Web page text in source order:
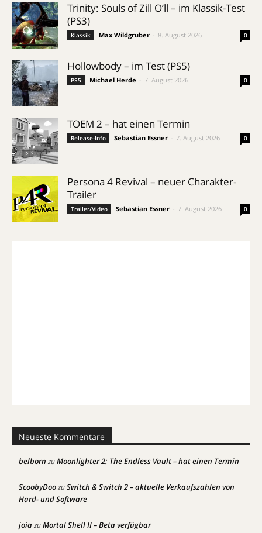
Trinity: Souls of Zill O’ll – im Klassik-Test
(PS3)
Klassik Max Wildgruber 8. August 2026 0
Hollowbody – im Test (PS5)
PS5 Michael Herde 7. August 2026 0
TOEM 2 – hat einen Termin
Release-Info Sebastian Essner 7. August 2026 0
Persona 4 Revival – neuer Charakter-
Trailer
Trailer/Video Sebastian Essner 7. August 2026 0
Neueste Kommentare
belborn zuMoonlighter 2: The Endless Vault – hat einen Termin
ScoobyDoozuSwitch & Switch 2 – aktuelle Verkaufszahlen von
Hard- und Software
joiazuMortal Shell II – Beta verfügbar